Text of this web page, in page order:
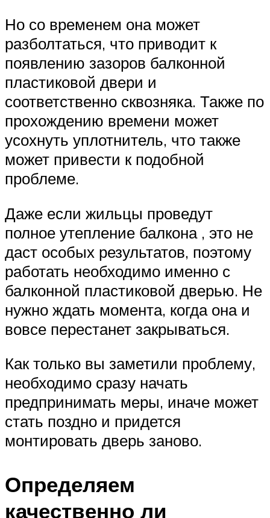
Но со временем она может
разболтаться, что приводит к
появлению зазоров балконной
пластиковой двери и
соответственно сквозняка. Также по
прохождению времени может
усохнуть уплотнитель, что также
может привести к подобной
проблеме.
Даже если жильцы проведут
полное утепление балкона , это не
даст особых результатов, поэтому
работать необходимо именно с
балконной пластиковой дверью. Не
нужно ждать момента, когда она и
вовсе перестанет закрываться.
Как только вы заметили проблему,
необходимо сразу начать
предпринимать меры, иначе может
стать поздно и придется
монтировать дверь заново.
Определяем
качественно ли